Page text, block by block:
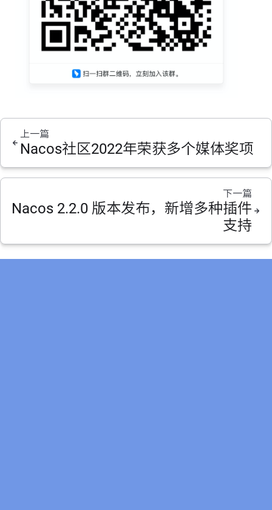
上一篇
Nacos社区2022年荣获多个媒体奖项
下一篇
Nacos 2.2.0 版本发布，新增多种插件
支持